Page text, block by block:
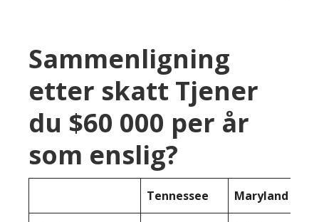
Sammenligning
etter skatt Tjener
du $60 000 per år
som enslig?
Tennessee Maryland